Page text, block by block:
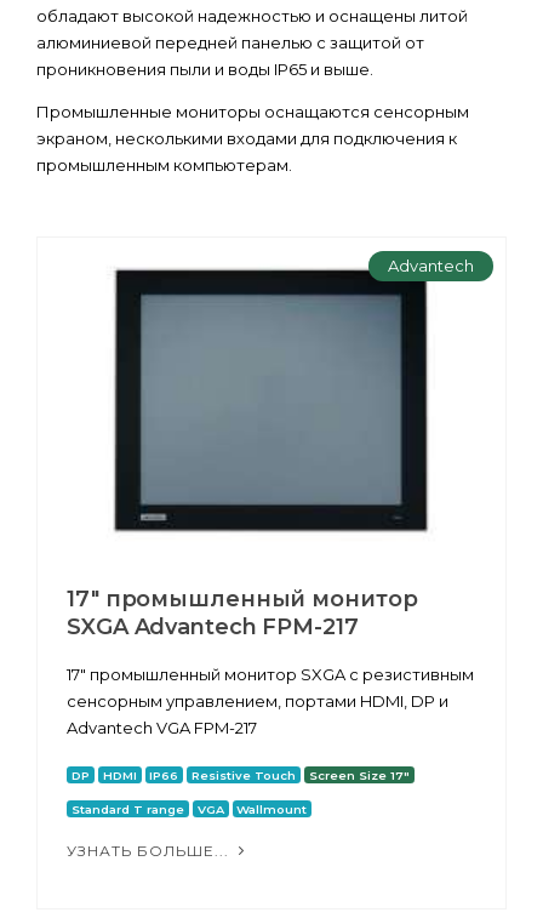
обладают высокой надежностью и оснащены литой
алюминиевой передней панелью с защитой от
проникновения пыли и воды IP65 и выше.
Промышленные мониторы оснащаются сенсорным
экраном, несколькими входами для подключения к
промышленным компьютерам.
Advantech
17" промышленный монитор
SXGA Advantech FPM-217
17" промышленный монитор SXGA с резистивным
сенсорным управлением, портами HDMI, DP и
Advantech VGA FPM-217
DP HDMI IP66 Resistive Touch Screen Size 17"
Standard T range VGA Wallmount
УЗНАТЬ БОЛЬШЕ...